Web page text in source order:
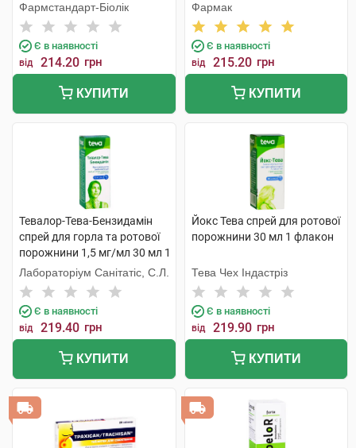
Фармстандарт-Біолік
Є в наявності
від 214.20 грн
КУПИТИ
Фармак
Є в наявності
від 215.20 грн
КУПИТИ
Тевалор-Тева-Бензидамін
спрей для горла та ротової
порожнини 1,5 мг/мл 30 мл 1
флакон
Лабораторіум Санітатіс, С.Л.
Є в наявності
від 219.40 грн
КУПИТИ
Йокс Тева спрей для ротової
порожнини 30 мл 1 флакон
Тева Чех Індастріз
Є в наявності
від 219.90 грн
КУПИТИ